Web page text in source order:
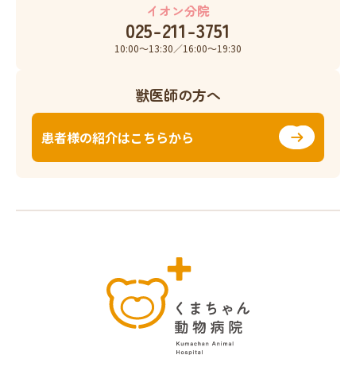
イオン分院
025-211-3751
10:00〜13:30／16:00〜19:30
獣医師の方へ
患者様の紹介はこちらから